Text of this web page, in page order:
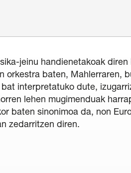
jeinu handienetakoak
orkestra baten, Mahlerraren,
interpretatuko dute,
lehen mugimenduak
baten sinonimoa da, non
zedarritzen diren.